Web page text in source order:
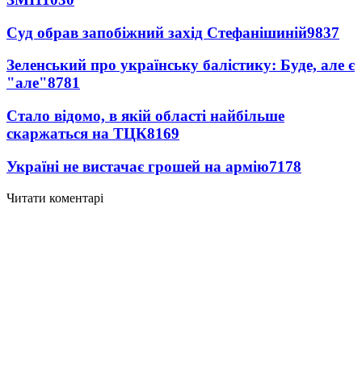
Суд обрав запобіжний захід Стефанішиній9837
Зеленський про українську балістику: Буде, але є
"але"8781
Стало відомо, в якій області найбільше
скаржаться на ТЦК8169
Україні не вистачає грошей на армію7178
Читати коментарі